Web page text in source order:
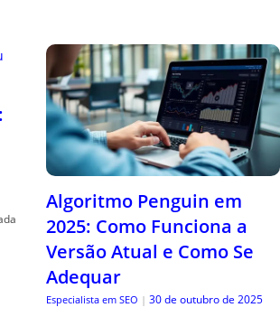
Algoritmo Penguin em
2025: Como Funciona a
Versão Atual e Como Se
Adequar
Especialista em SEO | 30 de outubro de 2025